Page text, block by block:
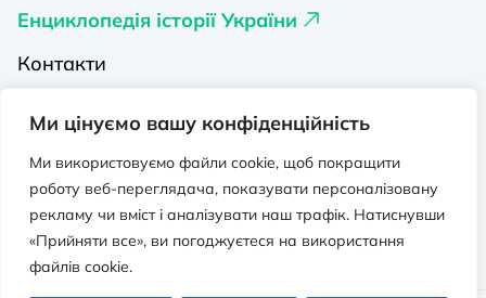
Ми цінуємо вашу конфіденційність
Ми використовуємо файли cookie, щоб покращити
роботу веб-переглядача, показувати персоналізовану
рекламу чи вміст і аналізувати наш трафік. Натиснувши
«Прийняти все», ви погоджуєтеся на використання
файлів cookie.
Енциклопедія історії України
Контакти
Видавництва на Порталі
Політика конфіденційності
Публічна оферта